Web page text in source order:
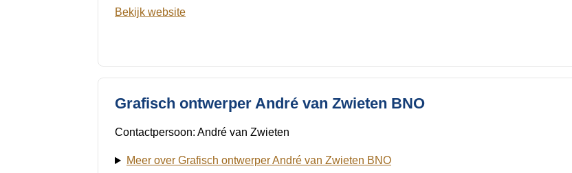
Bekijk website
Grafisch ontwerper André van Zwieten BNO
Contactpersoon: André van Zwieten
Meer over Grafisch ontwerper André van Zwieten BNO